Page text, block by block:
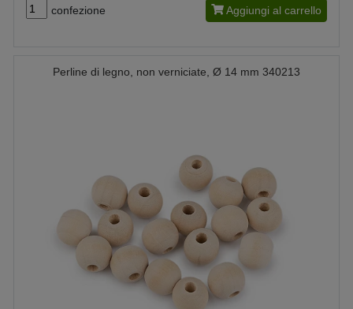
confezione Aggiungi al carrello
Perline di legno, non verniciate, Ø 14 mm 340213